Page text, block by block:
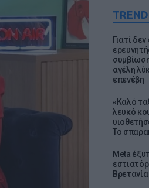
Γιατί
αγέλη
επενέβη
«Καλό
λευκό
Το
Meta